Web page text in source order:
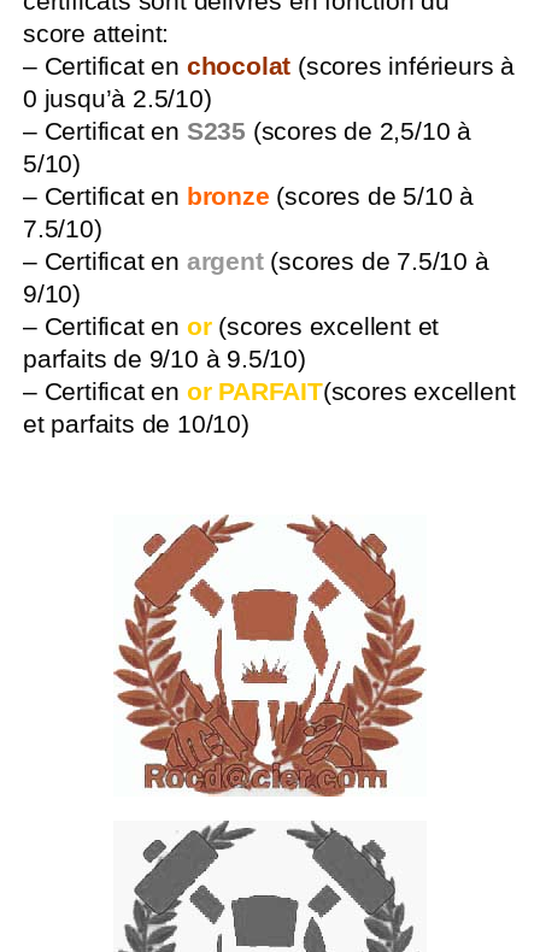
score atteint:
– Certificat en chocolat (scores inférieurs à
0 jusqu’à 2.5/10)
– Certificat en S235 (scores de 2,5/10 à
5/10)
– Certificat en bronze (scores de 5/10 à
7.5/10)
– Certificat en argent(scores de 7.5/10 à
9/10)
– Certificat en or (scores excellent et
parfaits de 9/10 à 9.5/10)
– Certificat en or PARFAIT(scores excellent
et parfaits de 10/10)